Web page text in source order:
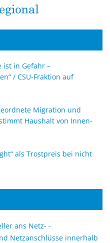
ist in Gefahr –
/ CSU-Fraktion auf
Migration und
Haushalt von Innen-
als Trostpreis bei nicht
ans Netz- -
Netzanschlüsse innerhalb